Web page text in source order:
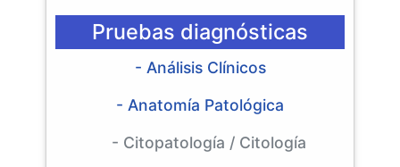
Pruebas diagnósticas
- Análisis Clínicos
- Anatomía Patológica
- Citopatología / Citología